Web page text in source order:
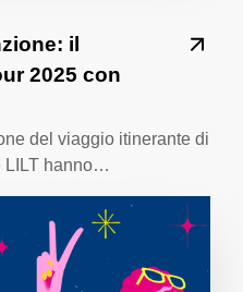
il
2025 con
del viaggio itinerante di
LILT hanno…